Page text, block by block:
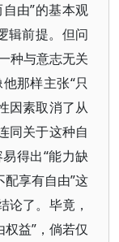
由”的基本观
辑前提。但问
种与意志无关
那样主张“只
因素取消了从
同关于这种自
得出“能力缺
享有自由”这
论了。毕竟，
权益”，倘若仅